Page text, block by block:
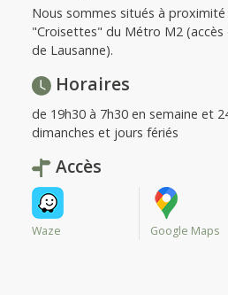
Nous sommes situés à
"Croisettes" du Métro M2
de Lausanne).
Horaires
de 19h30 à 7h30 en semaine et
dimanches et jours fériés
Accès
Waze Google Maps